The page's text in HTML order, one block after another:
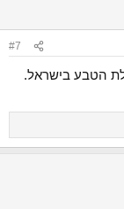
#7
הטבע בישראל.